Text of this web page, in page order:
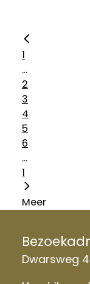
1
...
2
3
4
5
6
...
1
Meer
Dwarsweg